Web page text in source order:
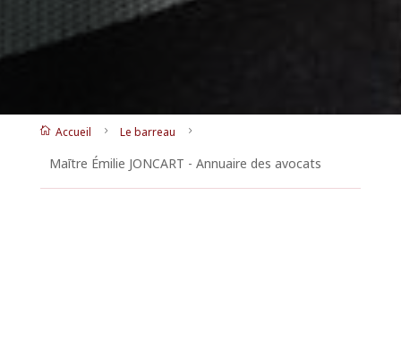
 Accueil 5 Le barreau 5
Maītre Émilie JONCART - Annuaire des avocats